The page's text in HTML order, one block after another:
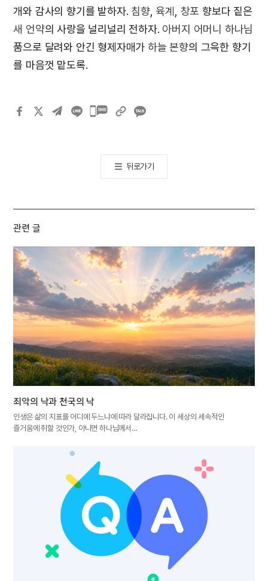
개와 감사의 향기를 발하자. 침향,육계 창포 향보다 짙은
새 언약의 사랑을 널리널리 전하자. 아버지 어머니 하나님
품으로 달려와 안긴 형제자매가 하늘 본향의 그윽한 향기
를 마음껏 맡도록.
카카오톡
뒤로가기
관련 글
죄악의 낙과 천국의 낙
인생은 삶의 지표를 어디에 두느냐에 따라 달라집니다. 이 세상의 세속적인
즐거움에 취할 것인가, 아니면 하나님께서…